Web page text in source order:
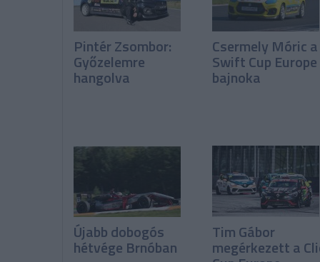
Pintér Zsombor:
Győzelemre
hangolva
Csermely Móric a
Swift Cup Europe
bajnoka
Újabb dobogós
hétvége Brnóban
Tim Gábor
megérkezett a